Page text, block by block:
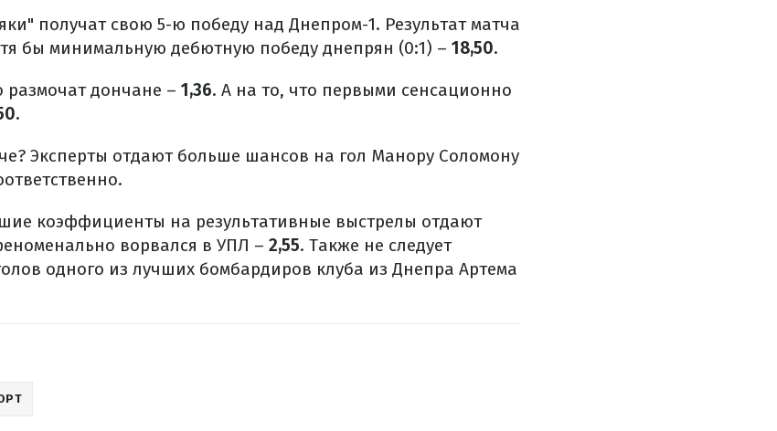
получат свою 5-ю победу над Днепром-1. Результат матча
бы минимальную дебютную победу днепрян (0:1) – 18,50.
дончане – 1,36. А на то, что первыми сенсационно
Эксперты отдают больше шансов на гол Манору Соломону
коэффициенты на результативные выстрелы отдают
ворвался в УПЛ – 2,55. Также не следует
одного из лучших бомбардиров клуба из Днепра Артема